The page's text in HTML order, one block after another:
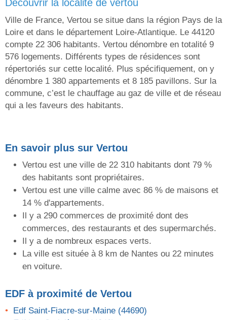
découvrir la localité de vertou
Ville de France, Vertou se situe dans la région Pays de la
Loire et dans le département Loire-Atlantique. Le 44120
compte 22 306 habitants. Vertou dénombre en totalité 9
576 logements. Différents types de résidences sont
répertoriés sur cette localité. Plus spécifiquement, on y
dénombre 1 380 appartements et 8 185 pavillons. Sur la
commune, c’est le chauffage au gaz de ville et de réseau
qui a les faveurs des habitants.
En savoir plus sur Vertou
Vertou est une ville de 22 310 habitants dont 79 %
des habitants sont propriétaires.
Vertou est une ville calme avec 86 % de maisons et
14 % d'appartements.
Il y a 290 commerces de proximité dont des
commerces, des restaurants et des supermarchés.
Il y a de nombreux espaces verts.
La ville est située à 8 km de Nantes ou 22 minutes
en voiture.
EDF à proximité de Vertou
Edf Saint-Fiacre-sur-Maine (44690)